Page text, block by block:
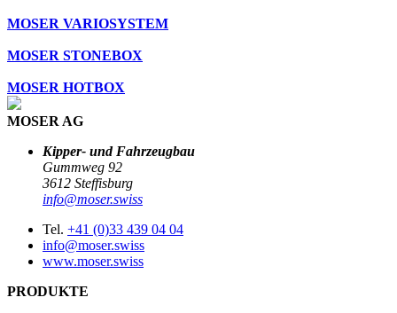
MOSER VARIOSYSTEM
MOSER STONEBOX
MOSER HOTBOX
MOSER AG
Kipper- und Fahrzeugbau
Gummweg 92
3612 Steffisburg
info@moser.swiss
Tel. +41 (0)33 439 04 04
info@moser.swiss
www.moser.swiss
PRODUKTE